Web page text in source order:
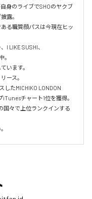
身のライブでSHOのヤクブ
露。
る職質顔パスは今現在ヒッ
I LIKE SUSHI、
。
います。
ース。
したMICHIKO LONDON
チャート1位を獲得。
国々で上位ランクインする